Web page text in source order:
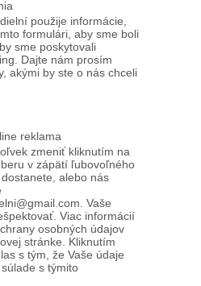
použije informácie,
formulári, aby sme boli
sme poskytovali
Dajte nám prosím
akými by ste o nás chceli
reklama
zmeniť kliknutím na
v zápätí ľubovoľného
alebo nás
Vaše
Viac informácií
osobných údajov
stránke. Kliknutím
s tým, že Vaše údaje
s týmito